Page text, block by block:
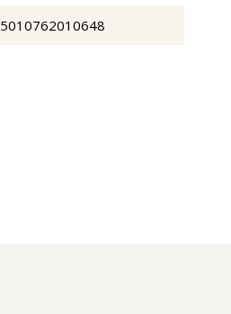
5010762010648